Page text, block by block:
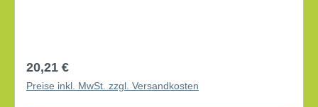
Regulärer Preis:
20,21 €
Preise inkl. MwSt. zzgl. Versandkosten